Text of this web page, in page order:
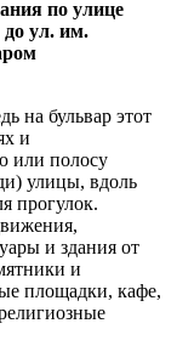
по улице
ул. им.
на бульвар этот
и
или полосу
улицы, вдоль
прогулок.
и здания от
и
площадки, кафе,